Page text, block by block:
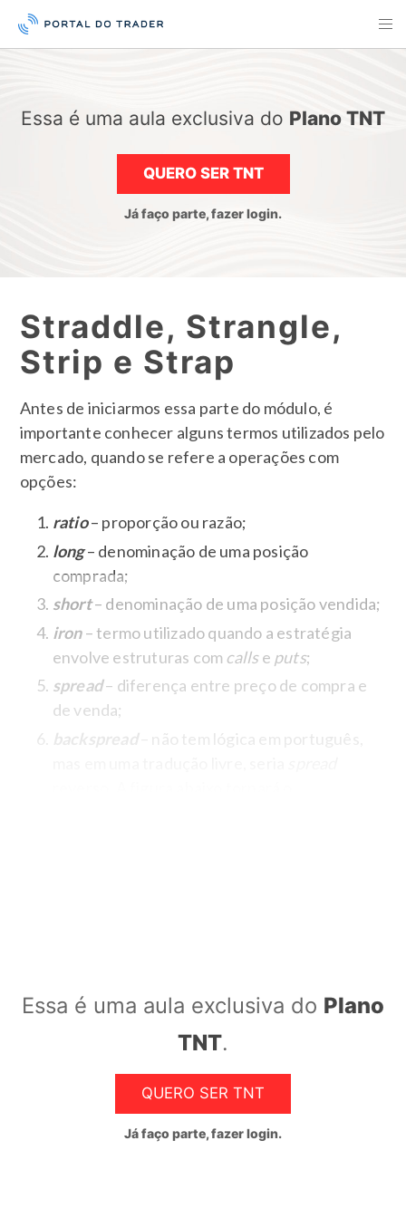
Essa é uma aula exclusiva do Plano TNT
QUERO SER TNT
Já faço parte, fazer login.
Straddle, Strangle,
Strip e Strap
Antes de iniciarmos essa parte do módulo, é
importante conhecer alguns termos utilizados pelo
mercado, quando se refere a operações com
opções:
ratio– proporção ou razão;
long– denominação de uma posição
comprada;
short– denominação de uma posição vendida;
iron– termo utilizado quando a estratégia
envolve estruturas com callse puts;
spread– diferença entre preço de compra e
de venda;
backspread– não tem lógica em português,
um movimento forte do preço da ação para que
sejam vencedoras – daí o termo “compra de
volatilidade”. São estratégias de ganho infinito, mas
Essa é uma aula exclusiva do Plano
TNT.
QUERO SER TNT
Já faço parte, fazer login.